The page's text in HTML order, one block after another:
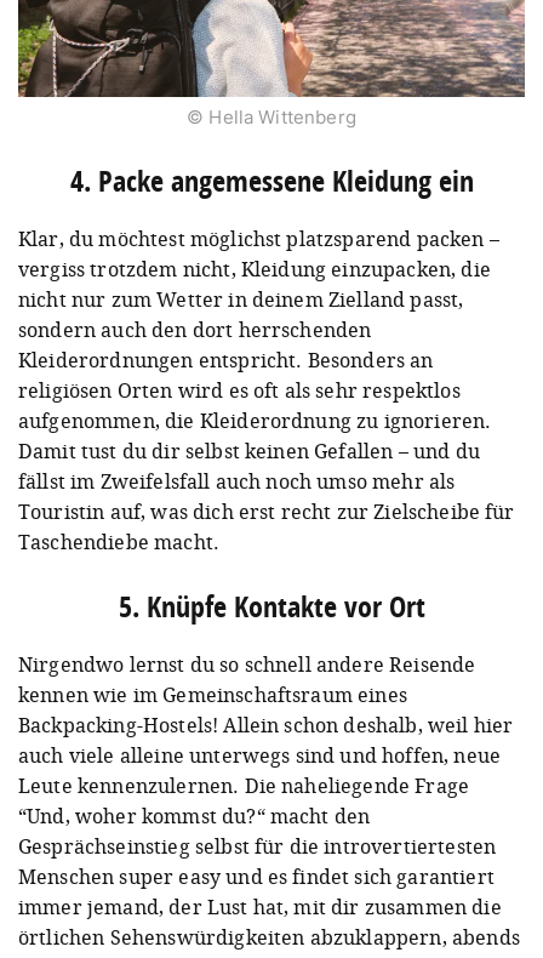
© Hella Wittenberg
4. Packe angemessene Kleidung ein
Klar, du möchtest möglichst platzsparend packen –
vergiss trotzdem nicht, Kleidung einzupacken, die
nicht nur zum Wetter in deinem Zielland passt,
sondern auch den dort herrschenden
Kleiderordnungen entspricht. Besonders an
religiösen Orten wird es oft als sehr respektlos
aufgenommen, die Kleiderordnung zu ignorieren.
Damit tust du dir selbst keinen Gefallen – und du
fällst im Zweifelsfall auch noch umso mehr als
Touristin auf, was dich erst recht zur Zielscheibe für
Taschendiebe macht.
5. Knüpfe Kontakte vor Ort
Nirgendwo lernst du so schnell andere Reisende
kennen wie im Gemeinschaftsraum eines
Backpacking-Hostels! Allein schon deshalb, weil hier
auch viele alleine unterwegs sind und hoffen, neue
Leute kennenzulernen. Die naheliegende Frage
“Und, woher kommst du?“ macht den
Gesprächseinstieg selbst für die introvertiertesten
Menschen super easy und es findet sich garantiert
immer jemand, der Lust hat, mit dir zusammen die
örtlichen Sehenswürdigkeiten abzuklappern, abends